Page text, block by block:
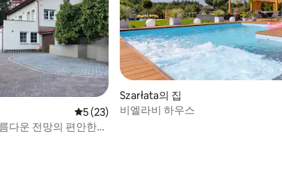
평점 5점(5점 만점), 후기 23개
5 (23)
다운 전망의 편안한
Szarłata의 집
비엘라비 하우스